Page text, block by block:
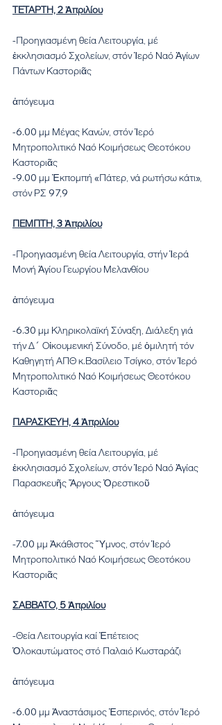
ΤΕΤΑΡΤΗ, 2 Ἀπριλίου
-Προηγιασμένη θεία Λειτουργία, μέ
ἐκκλησιασμό Σχολείων, στόν Ἱερό Ναό Ἁγίων
Πάντων Καστοριᾶς
ἀπόγευμα
-6.00 μμ Μέγας Κανών, στόν Ἱερό
Μητροπολιτικό Ναό Κοιμήσεως Θεοτόκου
Καστοριᾶς
-9.00 μμ Ἐκπομπή «Πάτερ, νά ρωτήσω κάτι»,
στόν ΡΣ 97,9
ΠΕΜΠΤΗ, 3 Ἀπριλίου
-Προηγιασμένη θεία Λειτουργία, στήν Ἱερά
Μονή Ἁγίου Γεωργίου Μελανθίου
ἀπόγευμα
-6.30 μμ Κληρικολαϊκή Σύναξη, Διάλεξη γιά
τήν Δ´ Οἰκουμενική Σύνοδο, μέ ὁμιλητή τόν
Καθηγητή ΑΠΘ κ.Βασίλειο Τσίγκο, στόν Ἱερό
Μητροπολιτικό Ναό Κοιμήσεως Θεοτόκου
Καστοριᾶς
ΠΑΡΑΣΚΕΥΗ, 4 Ἀπριλίου
-Προηγιασμένη θεία Λειτουργία, μέ
ἐκκλησιασμό Σχολείων, στόν Ἱερό Ναό Ἁγίας
Παρασκευῆς Ἄργους Ὀρεστικοῦ
ἀπόγευμα
-7.00 μμ Ἀκάθιστος Ὕμνος, στόν Ἱερό
Μητροπολιτικό Ναό Κοιμήσεως Θεοτόκου
Καστοριᾶς
ΣΑΒΒΑΤΟ, 5 Ἀπριλίου
-Θεία Λειτουργία καί Ἐπέτειος
Ὁλοκαυτώματος στό Παλαιό Κωσταράζι
ἀπόγευμα
-6.00 μμ Ἀναστάσιμος Ἑσπερινός, στόν Ἱερό